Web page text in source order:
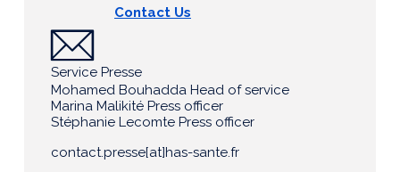
Contact Us
Service Presse
Mohamed Bouhadda Head of service
Marina Malikité Press officer
Stéphanie Lecomte Press officer
contact.presse[at]has-sante.fr